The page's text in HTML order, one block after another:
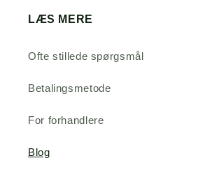
LÆS MERE
Ofte stillede spørgsmål
Betalingsmetode
For forhandlere
Blog